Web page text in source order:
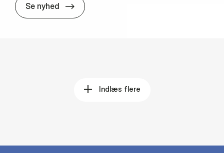
Se nyhed Caught in the cros­sfi­re: Mul­ti­na­tio­nal
Indlæs flere